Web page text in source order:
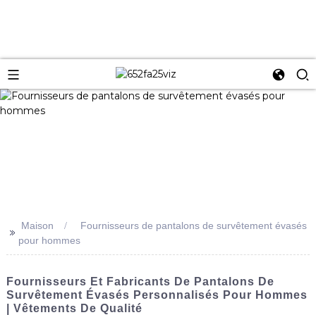
>> Maison
Fournisseurs de pantalons de survêtement évasés
pour hommes
Fournisseurs Et Fabricants De Pantalons De
Survêtement Évasés Personnalisés Pour Hommes
| Vêtements De Qualité